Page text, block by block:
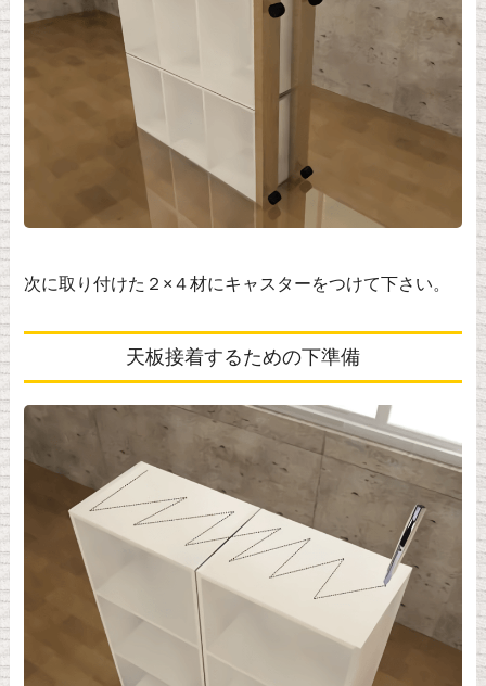
次に取り付けた２×４材にキャスターをつけて下さい。
天板接着するための下準備